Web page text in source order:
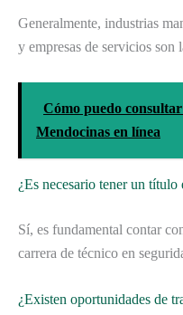
Generalmente, industrias
y empresas de servicios son
Cómo puedo
Mendocinas en línea
¿Es necesario tener un título
Sí, es fundamental contar
carrera de técnico en
¿Existen oportunidades de